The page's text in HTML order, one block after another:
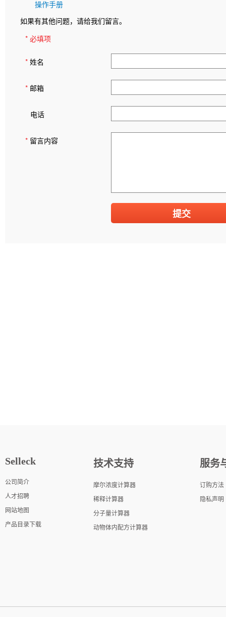
操作手册
如果有其他问题，请给我们留言。
* 必填项
* 姓名
* 邮箱
电话
* 留言内容
Selleck
公司简介
人才招聘
网站地图
产品目录下载
技术支持
摩尔浓度计算器
稀释计算器
分子量计算器
动物体内配方计算器
服务
订购方法
隐私声明